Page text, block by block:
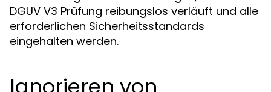
DGUV V3 Prüfung reibungslos verläuft und alle
erforderlichen Sicherheitsstandards
eingehalten werden.